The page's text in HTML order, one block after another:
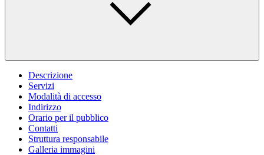
Descrizione
Servizi
Modalità di accesso
Indirizzo
Orario per il pubblico
Contatti
Struttura responsabile
Galleria immagini